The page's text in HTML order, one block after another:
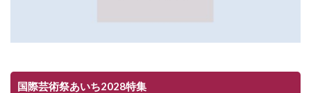
国際芸術祭あいち2028特集